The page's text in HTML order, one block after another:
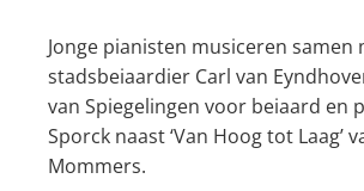
Jonge pianisten musiceren samen
stadsbeiaardier Carl van
van Spiegelingen voor beiaard en
Sporck naast ‘Van Hoog tot Laag’
Mommers.